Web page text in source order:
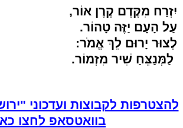
יִזְרַח מִקֶּדֶם קֶרֶן אוֹר,
עַל הָעָם יַזֶּה טָהוֹר.
לְצוּר יָרוּם לֵךְ אֱמֹר:
לַמְּנַצֵּחַ שִׁיר מִזְמוֹר.
להצטרפות לקבוצות ועדכוני
בוואטסאפ לחצו